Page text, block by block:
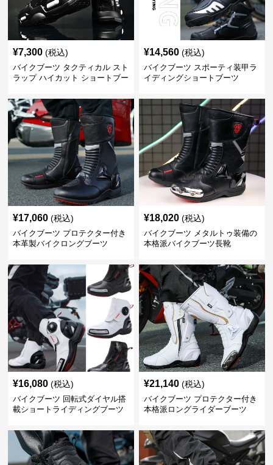
¥7,300 (税込)
バイクブーツ タクティカル スト
ラップ ハイカット ショートブー
¥14,560 (税込)
バイクブーツ スポーティ装甲ラ
イディングショートブーツ
¥17,060 (税込)
バイクブーツ プロテクター付き
本革製バイクロングブーツ
¥18,020 (税込)
バイクブーツ メタルトゥ装備の
本格派バイクブーツ長靴
¥16,080 (税込)
バイクブーツ 回転式ダイヤル搭
載ショートライディングブーツ
¥21,140 (税込)
バイクブーツ プロテクター付き
本格派ロングライダーブーツ